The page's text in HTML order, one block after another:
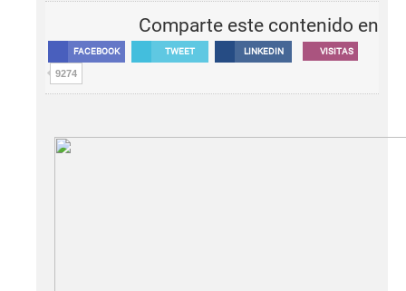
Comparte este contenido en
FACEBOOK TWEET LINKEDIN VISITAS
9274